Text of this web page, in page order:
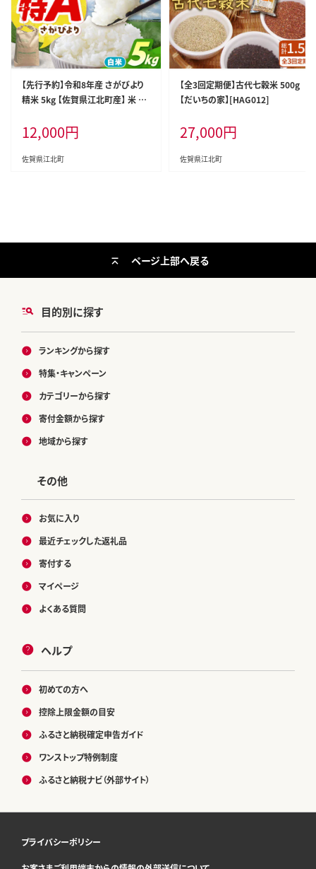
【先行予約】令和8年産 さがびより
精米 5kg 【佐賀県江北町産】 米 白
12,000円
佐賀県江北町
【全3回定期便】古代七穀米 500g
【だいちの家】[HAG012]
27,000円
佐賀県江北町
目的別に探す
ランキングから探す
特集・キャンペーン
カテゴリーから探す
寄付金額から探す
地域から探す
その他
お気に入り
最近チェックした返礼品
寄付する
マイページ
よくある質問
ヘルプ
初めての方へ
控除上限金額の目安
ふるさと納税確定申告ガイド
ワンストップ特例制度
ふるさと納税ナビ（外部サイト）
ページ上部へ戻る
プライバシーポリシー